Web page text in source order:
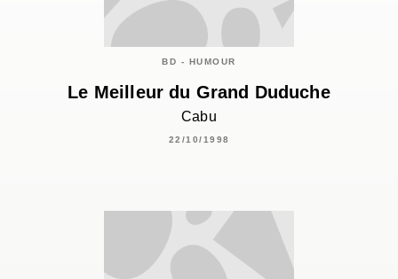
BD - HUMOUR
Le Meilleur du Grand Duduche
Cabu
22/10/1998